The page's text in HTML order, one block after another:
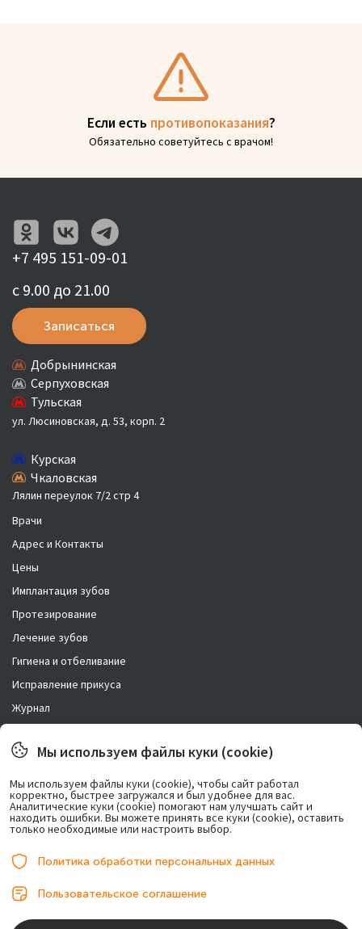
Если есть противопоказания?
Обязательно советуйтесь с врачом!
Врачи
Адрес и Контакты
Цены
Имплантация зубов
Протезирование
Лечение зубов
Гигиена и отбеливание
Исправление прикуса
Журнал
Правовая информация
Возможно лечение в рассрочку.
+7 495 151-09-01
с 9.00 до 21.00
Записаться
Добрынинская
Серпуховская
Тульская
ул. Люсиновская, д. 53, корп. 2
Курская
Чкаловская
Лялин переулок 7/2 стр 4
© 2017-2026, ООО «Центр имплантации». Любое использование либо
Мы используем файлы куки (cookie)
Мы используем файлы куки (cookie), чтобы сайт работал
корректно, быстрее загружался и был удобнее для вас.
Аналитические куки (cookie) помогают нам улучшать сайт и
находить ошибки. Вы можете принять все куки (cookie), оставить
только необходимые или настроить выбор.
Политика обработки персональных данных
Пользовательское соглашение